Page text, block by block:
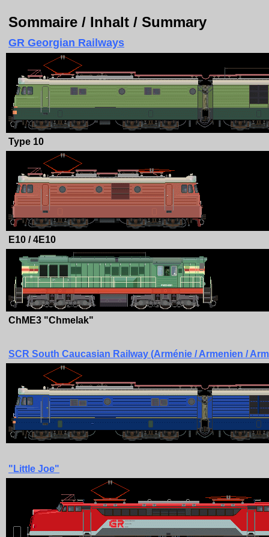
Sommaire / Inhalt / Summary
GR Georgian Railways
Type 10
E10 / 4E10
ChME3 "Chmelak"
SCR South Caucasian Railway (Arménie / Armenien /
"Little Joe"